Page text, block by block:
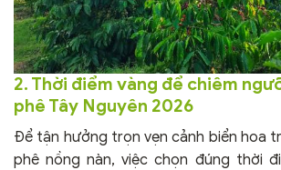
2. Thời điểm vàng để chiêm
phê Tây Nguyên 2026
Để tận hưởng trọn vẹn cảnh biển hoa
phê nồng nàn, việc chọn đúng thời